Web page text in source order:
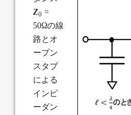
Z0 =
50Ωの線
路とオ
ープン
スタブ
による
インピ
ーダン